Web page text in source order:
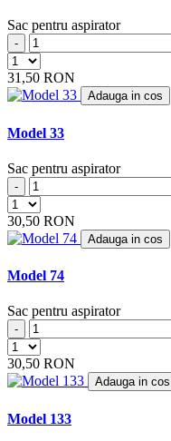
BLUE SKY
BLUE WIND (1)
BLUEWIND (2)
BOB HOME
BOMANN (34)
BOOSTY (5)
BORK (8)
BOSCH (29)
BRAUN (1)
BRAVO
BRINKMANN (2)
BUSH (10)
CAMERON
CARLTON (2)
CASAMIX
Sac pentru aspirator
-
31,50 RON
Adauga in cos
Model 33
Sac pentru aspirator
-
30,50 RON
Adauga in cos
Model 74
Sac pentru aspirator
-
30,50 RON
Adauga in cos
Model 133